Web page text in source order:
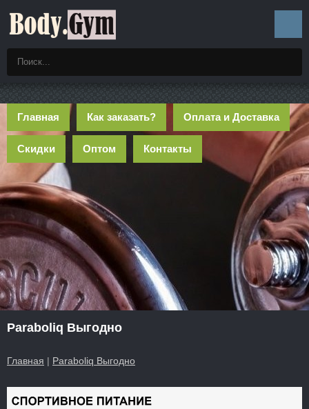
Главная Как заказать? Оплата и Доставка
Скидки Оптом Контакты
Paraboliq Выгодно
Главная | Paraboliq Выгодно